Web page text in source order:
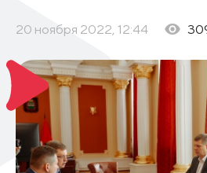
20 ноября 2022, 12:44